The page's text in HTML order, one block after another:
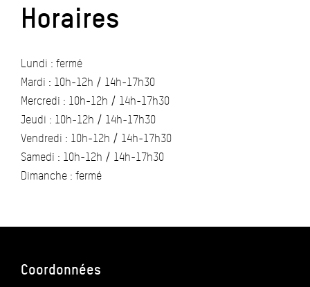
Horaires
Lundi : fermé
Mardi : 10h-12h / 14h-17h30
Mercredi : 10h-12h / 14h-17h30
Jeudi : 10h-12h / 14h-17h30
Vendredi : 10h-12h / 14h-17h30
Samedi : 10h-12h / 14h-17h30
Dimanche : fermé
Coordonnées